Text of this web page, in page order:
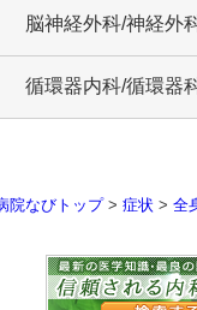
脳神経外科/神経外
循環器内科/循環器
院なびトップ> 症状 > 全